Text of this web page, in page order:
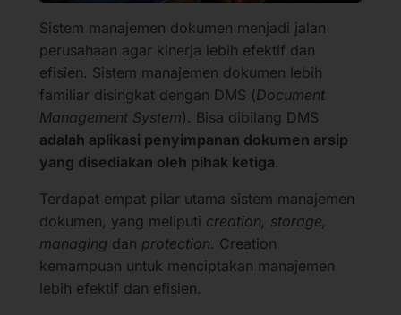
Sistem manajemen dokumen menjadi jalan
perusahaan agar kinerja lebih efektif dan
efisien. Sistem manajemen dokumen lebih
familiar disingkat dengan DMS (Document
Management System). Bisa dibilang DMS
adalah aplikasi penyimpanan dokumen arsip
yang disediakan oleh pihak ketiga.
Terdapat empat pilar utama sistem manajemen
dokumen, yang meliputi creation, storage,
managing dan protection. Creation
kemampuan untuk menciptakan manajemen
lebih efektif dan efisien.